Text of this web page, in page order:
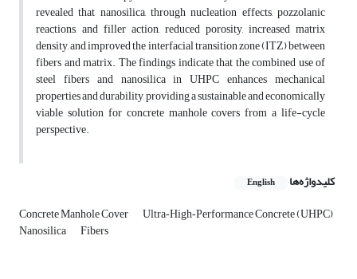
revealed that nanosilica, through nucleation effects, pozzolanic
reactions, and filler action, reduced porosity, increased matrix
density, and improved the interfacial transition zone (ITZ) between
fibers and matrix. The findings indicate that the combined use of
steel fibers and nanosilica in UHPC enhances mechanical
properties and durability, providing a sustainable and economically
viable solution for concrete manhole covers from a life-cycle
perspective.
کلیدواژه‌ها English
Concrete Manhole Cover Ultra‑High‑Performance Concrete (UHPC)
Nanosilica Fibers